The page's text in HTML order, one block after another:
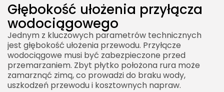
Głębokość ułożenia przyłącza
wodociągowego
Jednym z kluczowych parametrów technicznych
jest głębokość ułożenia przewodu. Przyłącze
wodociągowe musi być zabezpieczone przed
przemarzaniem. Zbyt płytko położona rura może
zamarznąć zimą, co prowadzi do braku wody,
uszkodzeń przewodu i kosztownych napraw.